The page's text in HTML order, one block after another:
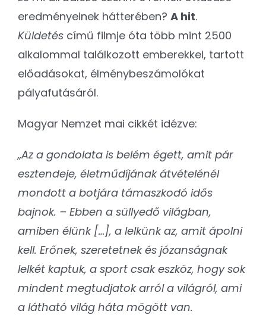
eredményeinek hátterében? A hit.
Küldetés című filmje óta több mint 2500
alkalommal találkozott emberekkel, tartott
előadásokat, élménybeszámolókat
pályafutásáról.
Magyar Nemzet mai cikkét idézve:
„Az a gondolata is belém égett, amit pár
esztendeje, életműdíjának átvételénél
mondott a botjára támaszkodó idős
bajnok. – Ebben a süllyedő világban,
amiben élünk […], a lelkünk az, amit ápolni
kell. Erőnek, szeretetnek és józanságnak
lelkét kaptuk, a sport csak eszköz, hogy sok
mindent megtudjatok arról a világról, ami
a látható világ háta mögött van.